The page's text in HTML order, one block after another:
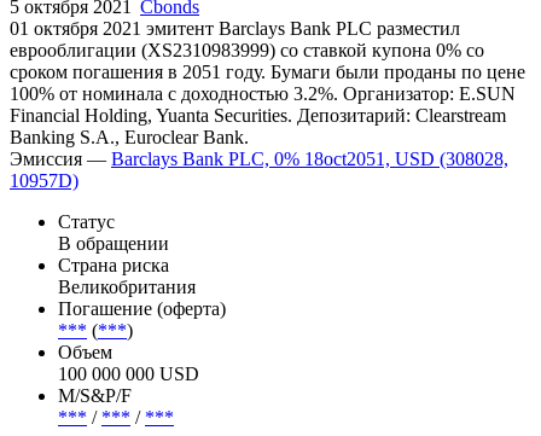
5 октября 2021 Cbonds
01 октября 2021 эмитент Barclays Bank PLC разместил
еврооблигации (XS2310983999) cо ставкой купона 0% со
сроком погашения в 2051 году. Бумаги были проданы по цене
100% от номинала с доходностью 3.2%. Организатор: E.SUN
Financial Holding, Yuanta Securities. Депозитарий: Clearstream
Banking S.A., Euroclear Bank.
Эмиссия — Barclays Bank PLC, 0% 18oct2051, USD (308028,
10957D)
Статус
В обращении
Страна риска
Великобритания
Погашение (оферта)
*** (***)
Объем
100 000 000 USD
М/S&P/F
*** / *** / ***